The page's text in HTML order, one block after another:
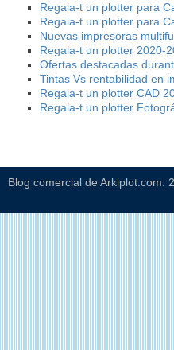
Regala-t un plotter para
Regala-t un plotter para
Nuevas impresoras
Regala-t un plotter 2020-
Ofertas destacadas
Tintas Vs rentabilidad en
Regala-t un plotter CAD
Regala-t un plotter
Blog comercial de Arkiplot.com.